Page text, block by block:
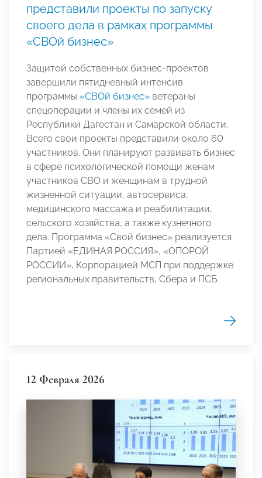
представили проекты по запуску
своего дела в рамках программы
«СВОй бизнес»
Защитой собственных бизнес-проектов
завершили пятидневный интенсив
программы «СВОй бизнес» ветераны
спецоперации и члены их семей из
Республики Дагестан и Самарской области.
Всего свои проекты представили около 60
участников. Они планируют развивать бизнес
в сфере психологической помощи женам
участников СВО и женщинам в трудной
жизненной ситуации, автосервиса,
медицинского массажа и реабилитации,
сельского хозяйства, а также кузнечного
дела. Программа «Свой бизнес» реализуется
Партией «ЕДИНАЯ РОССИЯ», «ОПОРОЙ
РОССИИ», Корпорацией МСП при поддержке
региональных правительств, Сбера и ПСБ.
12 Февраля 2026